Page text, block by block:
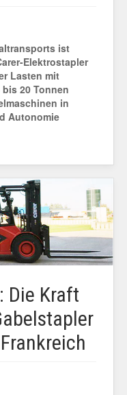
ist
Elektrostapler
Lasten mit
20 Tonnen
in
Autonomie
Die Kraft